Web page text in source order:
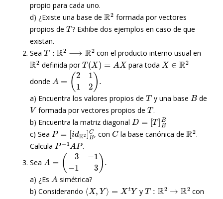
propio para cada uno.
d) ¿Existe una base de
R2
formada por vectores
propios de
T
? Exhibe dos ejemplos en caso de que
existan.
Sea
T:R 2⟶
con el producto interno usual en
R2
definida por
T(X)=AX
para toda
X∈ R2
donde
A 11 .
a) Encuentra los valores propios de
T
y una base
B
de
V
formada por vectores propios de
T
.
b) Encuentra la matriz diagonal
D=[ T]BB
c) Sea
P=
[idR2]BC
, con
C
la base canónica de
R2
.
Calcula
P− 1AP
.
Sea
A −1 −1 ).
a) ¿Es
A
simétrica?
b) Considerando
⟨X,Y⟩=
y
T: 2→
con